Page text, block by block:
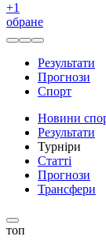
+1
обране
Результати
Прогнози
Спорт
Новини
Результати
Турніри
Статті
Прогнози
Трансфери
топ